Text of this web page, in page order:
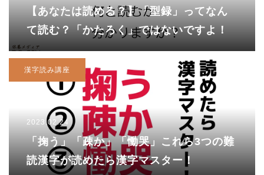
【あなたは読める？】「型録」ってなん
て読む？「かたろく」ではないですよ！
漢字読み講座
2023.02.24
「掬う」「疎か」「慟哭」これら3つの難
読漢字が読めたら漢字マスター！